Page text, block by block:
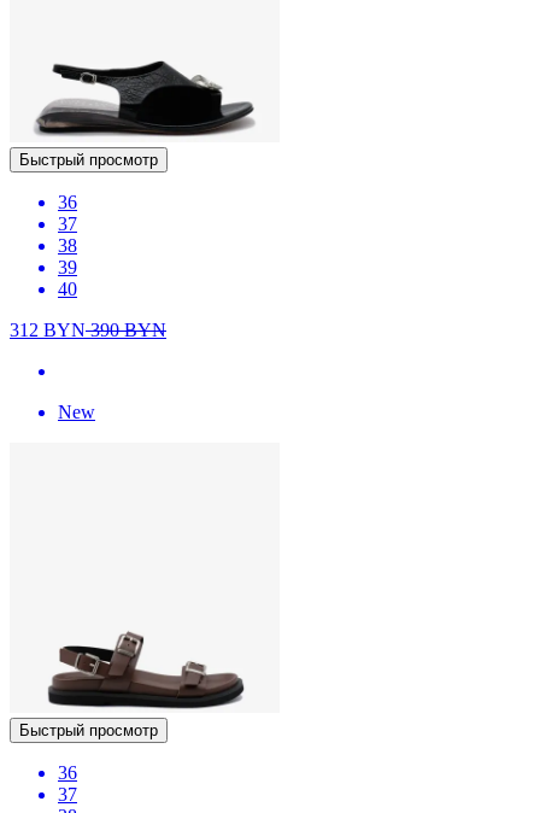
Быстрый просмотр
36
37
38
39
40
312 BYN390BYN
New
Быстрый просмотр
36
37